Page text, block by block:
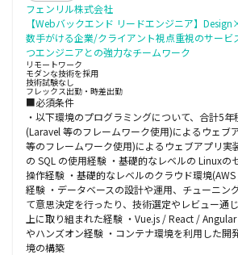
フェンリル株式会社
【Webバックエンド リードエンジニア】
数手がける企業/クライアント視点重視のサー
つエンジニアとの強力なチームワーク
リモートワーク
モダンな技術を採用
技術試験なし
フレックス出勤・時差出勤
■必須条件
・以下環境のプログラミングについて、合計5
(Laravel 等のフレームワーク使用)によるウェブ
等のフレームワーク使用)によるウェブアプリ実
の SQL の使用経験 ・基礎的なレベルの Linuxの
操作経験 ・基礎的なレベルのクラウド環境
経験 ・データベースの設計や運用、チューニン
て意思決定を行ったり、技術選定やレビュー通
上に取り組まれた経験 ・Vue.js / React /
やハンズオン経験 ・コンテナ環境を利用した開
境の構築